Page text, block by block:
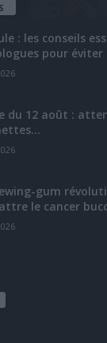
: les conseils
pour éviter
du 12 août :
gum
le cancer